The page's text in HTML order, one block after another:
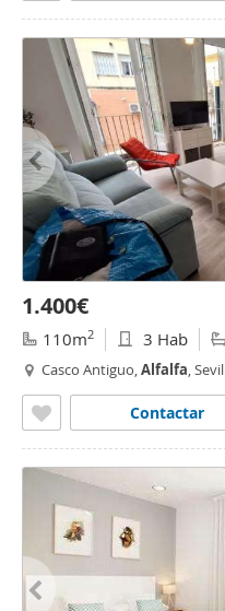
1.400€
110m2 3 Hab
Casco Antiguo,Alfalfa,
Contactar